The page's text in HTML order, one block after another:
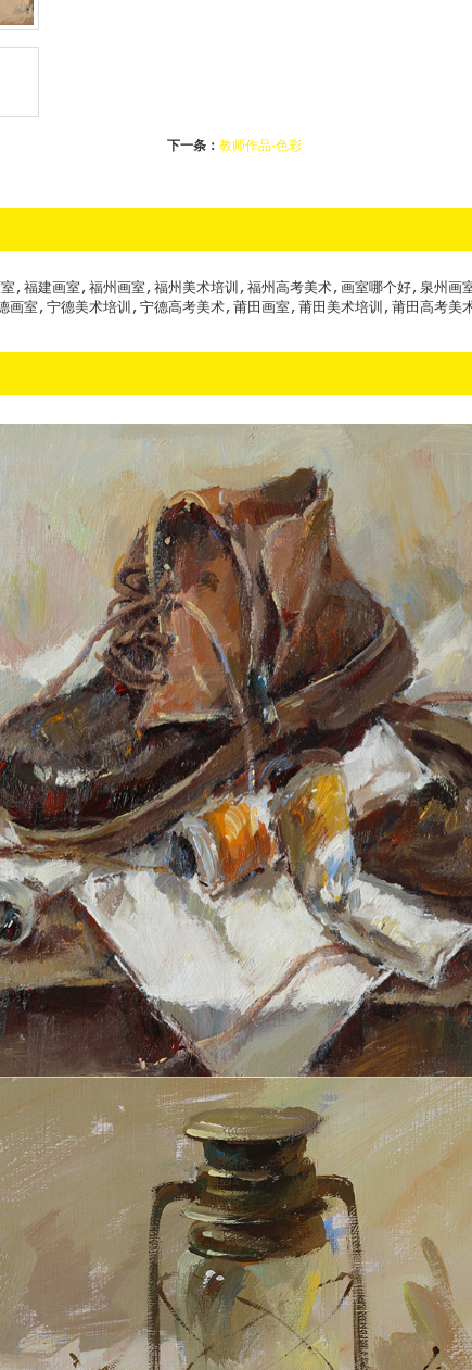
下一条： 教师作品-色彩
,福建画室,福州画室,福州美术培训,福州高考美术,画室哪个好,泉州画
室,宁德美术培训,宁德高考美术,莆田画室,莆田美术培训,莆田高考美